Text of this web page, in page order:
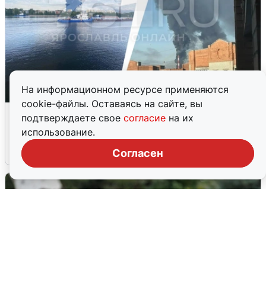
На информационном ресурсе применяются
cookie-файлы. Оставаясь на сайте, вы
подтверждаете свое согласие на их
использование.
Согласен
Ночная атака БПЛА на Ярославль:
попадания и последствия
6 августа